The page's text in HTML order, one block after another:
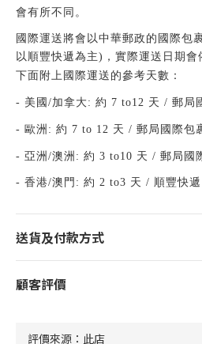
會有所不同。
國際運送將會以中華郵政的國際包
以順豐快遞為主) ，實際運送日期
下面附上國際運送的參考天數：
- 美國 /加拿大: 約 7 to12 天 / 郵局
- 歐洲 : 約 7 to 12 天 / 郵局國際包
- 亞洲 /澳洲 : 約 3 to10 天 / 郵局國
- 香港/澳門 : 約 2 to3 天 / 順豐快遞
送貨及付款方式
顧客評價